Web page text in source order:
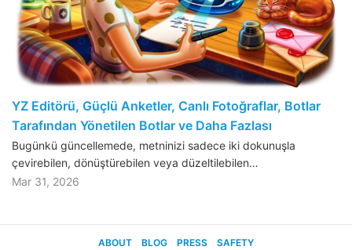
YZ Editörü, Güçlü Anketler, Canlı Fotoğraflar, Botlar
Tarafından Yönetilen Botlar ve Daha Fazlası
Bugünkü güncellemede, metninizi sadece iki dokunuşla
çevirebilen, dönüştürebilen veya düzeltilebilen…
Mar 31, 2026
ABOUT BLOG PRESS SAFETY